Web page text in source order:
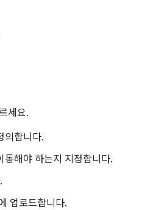
세요.
의합니다.
동해야 하는지 지정합니다.
업로드합니다.